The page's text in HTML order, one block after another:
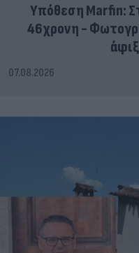
Υπόθεση Marfin:
46χρονη -
07.08.2026